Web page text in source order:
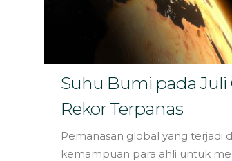
Bahasa
Suhu Bumi pada Juli
Rekor Terpanas
Pemanasan global yang terjadi
kemampuan para ahli untuk